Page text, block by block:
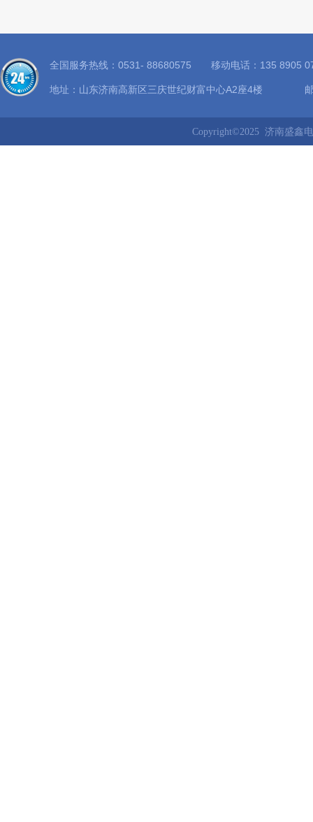
全国服务热线：0531- 88680575 移动电话：135
地址：山东济南高新区三庆世纪财富中心A2座4楼
Copyright©2025 济南盛鑫